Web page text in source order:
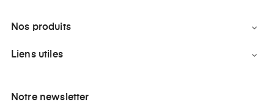
Nos produits 
Liens utiles 
Notre newsletter